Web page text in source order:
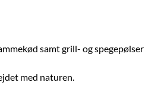
samt grill- og spegepølser
med naturen.